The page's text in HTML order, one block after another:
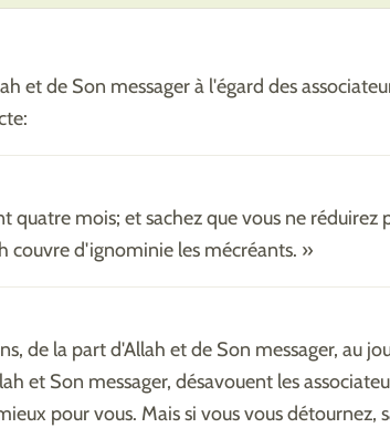
et de Son messager à l'égard des
quatre mois; et sachez que vous ne réduirez
couvre d'ignominie les mécréants. »
de la part d'Allah et de Son messager, au
et Son messager, désavouent les
pour vous. Mais si vous vous détournez,